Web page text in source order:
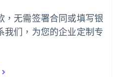
，无需签署合同或填写银
我们，为您的企业定制专